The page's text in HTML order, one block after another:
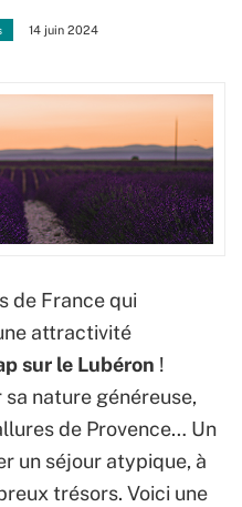
14 juin 2024
de France qui
attractivité
sur le Lubéron !
nature généreuse,
de Provence… Un
un séjour atypique, à
trésors. Voici une